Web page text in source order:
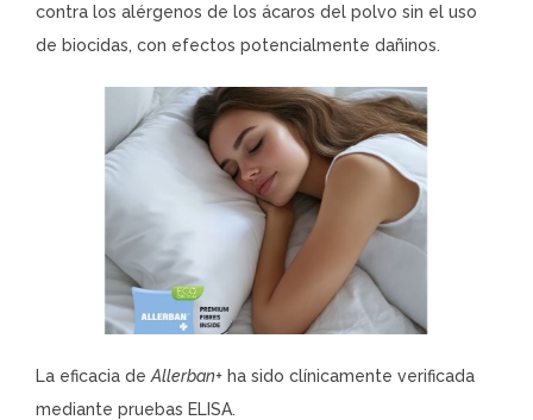
contra los alérgenos de los ácaros del polvo sin el uso
de biocidas, con efectos potencialmente dañinos.
La eficacia de Allerban+ ha sido clínicamente verificada
mediante pruebas ELISA.